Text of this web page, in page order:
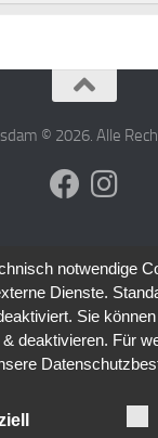
© 2026. Alle
notwendige
Dienste.
Sie
deaktivieren. Für